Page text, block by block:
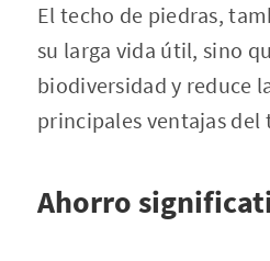
El techo de piedras,
su larga vida útil, sino
biodiversidad y reduce
principales ventajas del
Ahorro